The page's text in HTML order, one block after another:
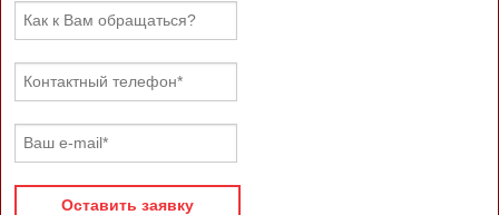
Оставить заявку